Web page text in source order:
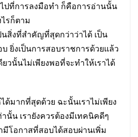
ปที่การลงมือทำ ก็คือการอ่านนั้น
ไรก็ตาม
สิ่งที่สำคัญที่สุดกว่าว่าได้ เป็น
ยิ่งเป็นการสอบราชการด้วยแล้ว
ยวนั้นไม่เพียงพอที่จะทำให้เราได้
ด้มากที่สุดด้วย ฉะนั้นเราไม่เพียง
นั้น เรายังควรต้องมีเทคนิคดีๆ
มีโอกาสที่สอบได้สอบผ่านเพิ่ม